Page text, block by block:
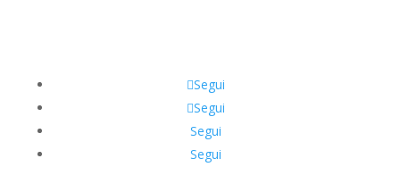
Segui
Segui
Segui
Segui